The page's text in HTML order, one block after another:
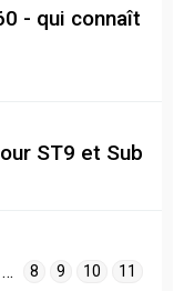
- qui connaît
ST9 et Sub
… 8 9 10 11